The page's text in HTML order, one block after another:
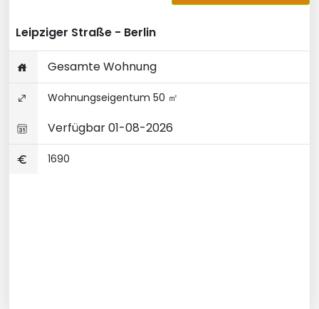
Leipziger Straße - Berlin
Gesamte Wohnung
Wohnungseigentum 50 ㎡
Verfügbar 01-08-2026
1690